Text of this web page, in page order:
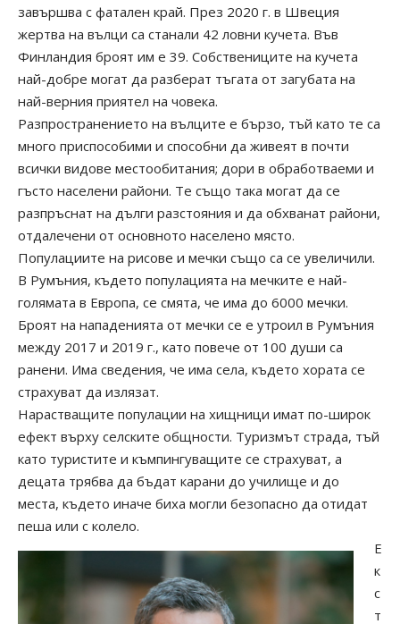
завършва с фатален край. През 2020 г. в Швеция
жертва на вълци са станали 42 ловни кучета. Във
Финландия броят им е 39. Собствениците на кучета
най-добре могат да разберат тъгата от загубата на
най-верния приятел на човека.
Разпространението на вълците е бързо, тъй като те са
много приспособими и способни да живеят в почти
всички видове местообитания; дори в обработваеми и
гъсто населени райони. Те също така могат да се
разпръснат на дълги разстояния и да обхванат райони,
отдалечени от основното населено място.
Популациите на рисове и мечки също са се увеличили.
В Румъния, където популацията на мечките е най-
голямата в Европа, се смята, че има до 6000 мечки.
Броят на нападенията от мечки се е утроил в Румъния
между 2017 и 2019 г., като повече от 100 души са
ранени. Има сведения, че има села, където хората се
страхуват да излязат.
Нарастващите популации на хищници имат по-широк
ефект върху селските общности. Туризмът страда, тъй
като туристите и къмпингуващите се страхуват, а
децата трябва да бъдат карани до училище и до
места, където иначе биха могли безопасно да отидат
пеша или с колело.
Е
к
с
т